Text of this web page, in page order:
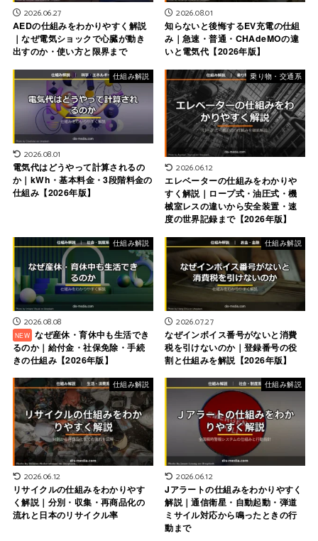
2026.06.27
AEDの仕組みをわかりやすく解説
｜なぜ電気ショックで心臓が動き
出すのか・使い方と限界まで
2026.08.01
知らないと後悔するEV充電の仕組
み｜急速・普通・CHAdeMOの違
いと電気代【2026年版】
仕組み解説
2026.08.01
電気代はどうやって計算されるの
か｜kWh・基本料金・3段階料金の
仕組み【2026年版】
乗り物・交通系
2026.06.12
エレベーターの仕組みをわかりや
すく解説｜ロープ式・油圧式・機
械室レスの違いから安全装置・速
度の世界記録まで【2026年版】
仕組み解説
2026.08.08
なぜ産休・育休中も生活でき
るのか｜給付金・社保免除・手続
きの仕組み【2026年版】
仕組み解説
2026.07.27
なぜインボイス番号がないと消費
税を引けないのか｜登録番号の役
割と仕組みを解説【2026年版】
仕組み解説
2026.06.12
リサイクルの仕組みをわかりやす
く解説｜分別・収集・再商品化の
流れと日本のリサイクル率
仕組み解説
2026.06.12
Jアラートの仕組みをわかりやすく
解説｜通信衛星・自動起動・弾道
ミサイル対応から鳴ったときの行
動まで